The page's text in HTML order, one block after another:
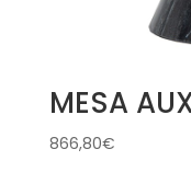
MESA
866,80€